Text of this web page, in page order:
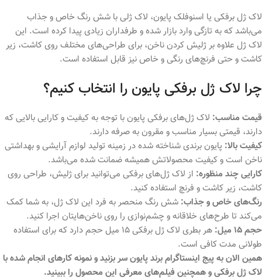
لاک ژل برفکی یا اسنوفلک پایون، لاک ژلی با شش رنگ خاص و جذاب
می‌باشد که به تازگی وارد بازار شده و طرفداران زیادی پیدا کرده است. این
لاک ژل علاوه بر ژلیش کردن ناخن، برای طراحی‌های مختلف روی کاشت، زیر
کاشت و حتی فرنچ‌های رنگی و خاص نیز قابل استفاده است.
چرا لاک ژل برفکی پایون را انتخاب کنیم؟
قیمت مناسب: لاک ژل‌های برفکی پایون با توجه به کیفیت و کارایی بالایی که
دارند، قیمتی بسیار مناسب و مقرون به صرفه دارند.
کیفیت بالا: پایون برندی شناخته شده در زمینه تولید لوازم آرایشی و بهداشتی
ناخن است و کیفیت محصولاتش همیشه ضمانت شده می‌باشد.
کارایی چند منظوره: از لاک ژل‌های برفکی می‌توانید برای ژلیش، طراحی روی
کاشت، زیر کاشت و فرنچ استفاده کنید.
رنگ‌های خاص و جذاب: شش رنگ منحصر به فرد این لاک ژل، به شما کمک
می‌کند تا طرح‌های خلاقانه و چشم‌نوازی را روی ناخن‌هایتان اجرا کنید.
حجم 15 میل:
هر بطری لاک ژل برفکی 15 میل حجم دارد که برای استفاده
طولانی مدت کافی است.
همین الان به پیج اینستاگرام برند پایون سر بزنید و نمونه کارهای انجام شده با
لاک ژل برفکی و همچنین فیلم‌های معرفی این محصول را ببینید.